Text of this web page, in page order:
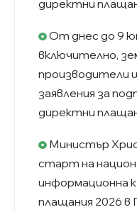
директни
От днес до 9
включително,
производители
заявления за
директни
Министър
старт на
информационна
плащания 2026 в